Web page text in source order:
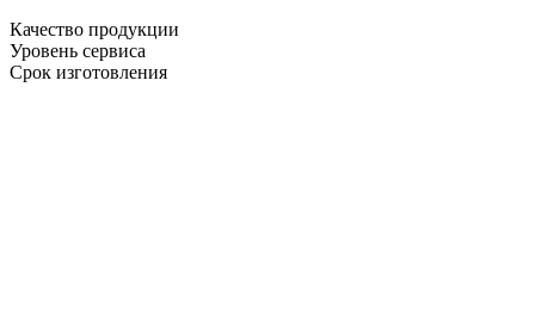
Качество продукции
Уровень сервиса
Срок изготовления